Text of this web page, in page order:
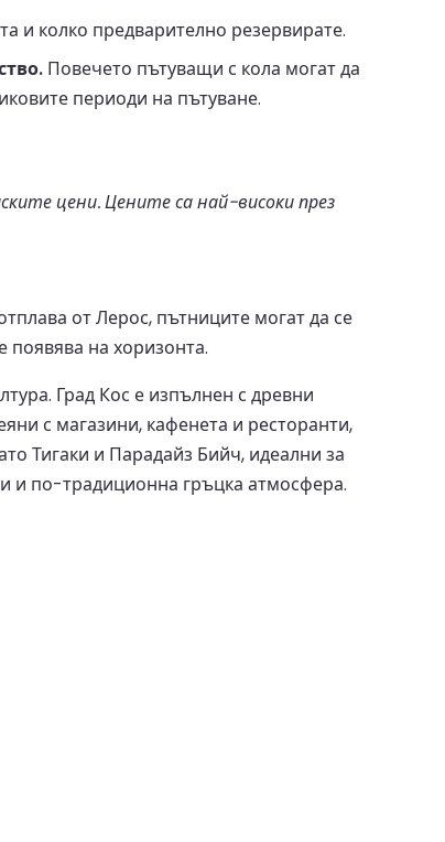
и колко предварително резервирате.
Повечето пътуващи с кола могат да
периоди на пътуване.
цени. Цените са най-високи през
от Лерос, пътниците могат да се
появява на хоризонта.
Град Кос е изпълнен с древни
с магазини, кафенета и ресторанти,
Тигаки и Парадайз Бийч, идеални за
и по-традиционна гръцка атмосфера.